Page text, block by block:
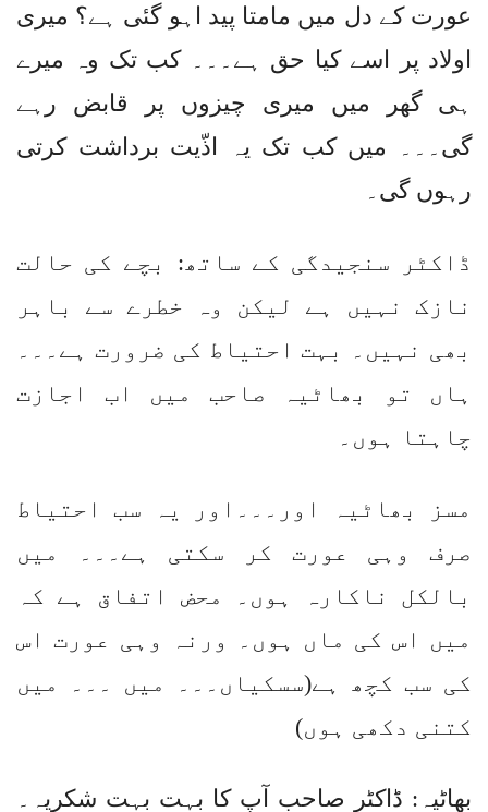
عورت کے دل میں مامتا پید اہو گئی ہے؟ میری
اولاد پر اسے کیا حق ہے۔۔۔ کب تک وہ میرے
ہی گھر میں میری چیزوں پر قابض رہے
گی۔۔۔ میں کب تک یہ اذّیت برداشت کرتی
رہوں گی۔
ڈاکٹر سنجیدگی کے ساتھ: بچے کی حالت
نازک نہیں ہے لیکن وہ خطرے سے باہر
بھی نہیں۔ بہت احتیاط کی ضرورت ہے۔۔۔
ہاں تو بھاٹیہ صاحب میں اب اجازت
چاہتا ہوں۔
مسز بھاٹیہ اور۔۔۔اور یہ سب احتیاط
صرف وہی عورت کر سکتی ہے۔۔۔ میں
بالکل ناکارہ ہوں۔ محض اتفاق ہے کہ
میں اس کی ماں ہوں۔ ورنہ وہی عورت اس
کی سب کچھ ہے(سسکیاں۔۔۔ میں ۔۔۔ میں
کتنی دکھی ہوں)
بھاٹیہ: ڈاکٹر صاحب آپ کا بہت بہت شکریہ۔